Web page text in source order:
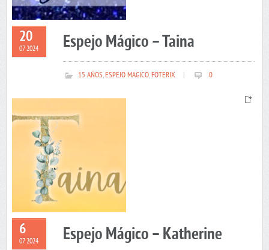
20
07 2024 Espejo Mágico – Taina
15 AÑOS,ESPEJO MAGICO,FOTERIX 0
6
07 2024 Espejo Mágico – Katherine